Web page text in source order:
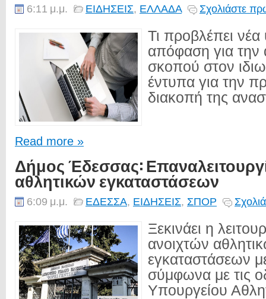
6:11 μ.μ. ΕΙΔΗΣΕΙΣ, ΕΛΛΑΔΑ Σχολιάστε
Τι προβλέπει
απόφαση για την
σκοπού στον
έντυπα για την
διακοπή της
Read more »
Δήμος Έδεσσας:
αθλητικών εγκαταστάσεων
6:09 μ.μ. ΕΔΕΣΣΑ, ΕΙΔΗΣΕΙΣ, ΣΠΟΡ
Ξεκινάει η
ανοιχτών
εγκαταστάσεων
σύμφωνα με τις
Υπουργείου